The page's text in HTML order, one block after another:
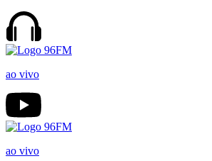
ao vivo
ao vivo